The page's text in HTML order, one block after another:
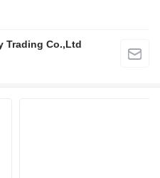
Trading Co.,Ltd